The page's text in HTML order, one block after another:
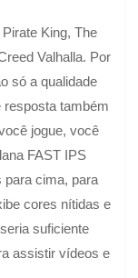
King, The
Valhalla. Por
só a qualidade
resposta também
jogue, você
FAST IPS
para cima, para
cores nítidas e
suficiente
assistir vídeos e